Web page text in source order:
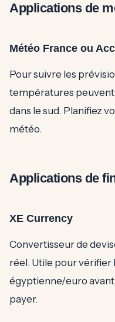
Applications de
Météo France ou
Pour suivre les
températures peuvent
dans le sud. Planifiez
météo.
Applications de
XE Currency
Convertisseur de
réel. Utile pour vérifier
égyptienne/euro
payer.